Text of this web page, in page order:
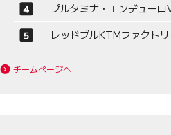
プルタミナ・エンデュー
レッドブルKTMファクト
チームページへ